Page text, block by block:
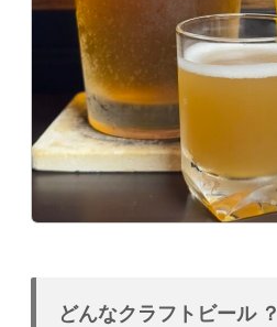
どんなクラフトビール ？